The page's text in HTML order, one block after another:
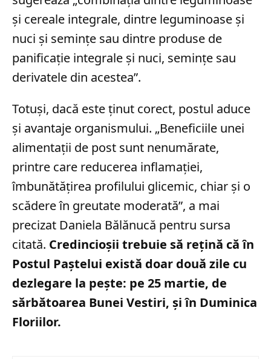
și cereale integrale, dintre leguminoase și
nuci și semințe sau dintre produse de
panificație integrale și nuci, semințe sau
derivatele din acestea”.
Totuși, dacă este ținut corect, postul aduce
și avantaje organismului. „Beneficiile unei
alimentații de post sunt nenumărate,
printre care reducerea inflamației,
îmbunătățirea profilului glicemic, chiar și o
scădere în greutate moderată”, a mai
precizat Daniela Bălănucă pentru sursa
citată. Credincioșii trebuie să rețină că în
Postul Paștelui există doar două zile cu
dezlegare la pește: pe 25 martie, de
sărbătoarea Bunei Vestiri, și în Duminica
Floriilor.